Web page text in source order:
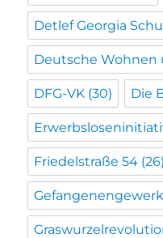
Detlef Georgia
Deutsche Wohnen
DFG-VK (30) Die
Friedelstraße 54 (26)